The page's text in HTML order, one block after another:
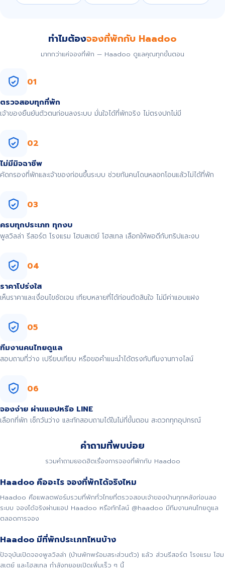
ทำไมต้องจองที่พักกับ Haadoo
มากกว่าแค่จองที่พัก — Haadoo ดูแลคุณทุกขั้นตอน
01
ตรวจสอบทุกที่พัก
เจ้าของยืนยันตัวตนก่อนลงระบบ มั่นใจได้ที่พักจริง ไม่ตรงปกไม่มี
02
ไม่มีมิจฉาชีพ
คัดกรองที่พักและเจ้าของก่อนขึ้นระบบ ช่วยกันคนโดนหลอกโอนแล้วไม่ได้ที่พัก
03
ครบทุกประเภท ทุกงบ
พูลวิลล่า รีสอร์ต โรงแรม โฮมสเตย์ โฮสเทล เลือกให้พอดีกับทริปและงบ
04
ราคาโปร่งใส
เห็นราคาและเงื่อนไขชัดเจน เทียบหลายที่ได้ก่อนตัดสินใจ ไม่มีค่าแอบแฝง
05
ทีมงานคนไทยดูแล
สอบถามที่ว่าง เปรียบเทียบ หรือขอคำแนะนำได้ตรงกับทีมงานทางไลน์
06
จองง่าย ผ่านแอปหรือ LINE
เลือกที่พัก เช็กวันว่าง และทักสอบถามได้ในไม่กี่ขั้นตอน สะดวกทุกอุปกรณ์
คำถามที่พบบ่อย
รวมคำถามยอดฮิตเรื่องการจองที่พักกับ Haadoo
Haadoo คืออะไร จองที่พักได้จริงไหม
Haadoo คือแพลตฟอร์มรวมที่พักทั่วไทยที่ตรวจสอบเจ้าของบ้านทุกหลังก่อนลง
ระบบ จองได้จริงผ่านแอป Haadoo หรือทักไลน์ @haadoo มีทีมงานคนไทยดูแล
ตลอดการจอง
Haadoo มีที่พักประเภทไหนบ้าง
ปัจจุบันเปิดจองพูลวิลล่า (บ้านพักพร้อมสระส่วนตัว) แล้ว ส่วนรีสอร์ต โรงแรม โฮม
สเตย์ และโฮสเทล กำลังทยอยเปิดเพิ่มเร็ว ๆ นี้